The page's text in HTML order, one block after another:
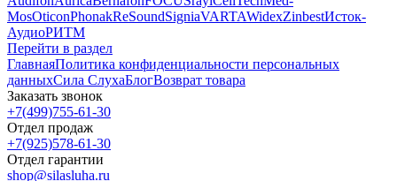
MosOticonPhonakReSoundSigniaVARTAWidexZinbestИсток-
АудиоРИТМ
Перейти в раздел
ГлавнаяПолитика конфиденциальности персональных
данныхСила СлухаБлогВозврат товара
Заказать звонок
+7(499)755-61-30
Отдел продаж
+7(925)578-61-30
Отдел гарантии
shop@silasluha.ru